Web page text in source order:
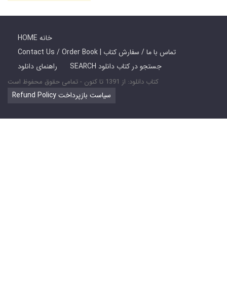
HOME خانه
Contact Us / Order Book | تماس با ما / سفارش کتاب
راهنمای دانلود
SEARCH جستجو در کتاب دانلود
کتاب دانلود: از 1391 تا کنون - تمامی حقوق محفوظ است
Refund Policy سیاست بازپرداخت